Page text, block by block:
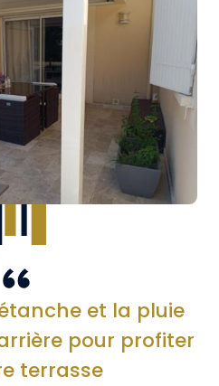
et la pluie
pour profiter
terrasse